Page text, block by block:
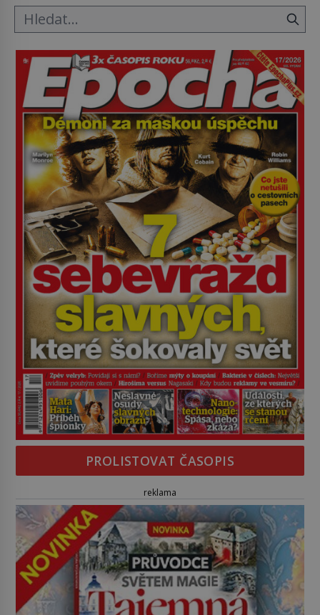
PROLISTOVAT ČASOPIS
reklama